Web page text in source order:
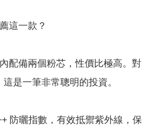
這一款？
配備兩個粉芯，性價比極高。對
是一筆非常聰明的投資。
防曬指數，有效抵禦紫外線，保